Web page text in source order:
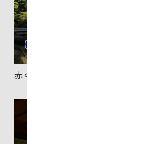
赤く色付き始めた初秋の庭園。